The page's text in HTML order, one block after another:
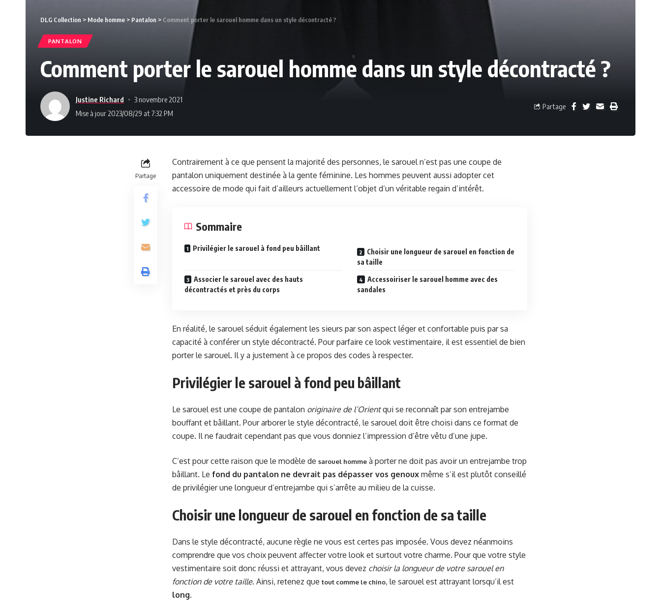
DLG Collection > Mode homme > Pantalon > Comment porter le sarouel homme dans un style décontracté ?
PANTALON
Comment porter le sarouel homme dans un style décontracté ?
Justine Richard
3 novembre 2021
Mise à jour 2023/08/29 at 7:32 PM
Partage
Partage
Contrairement à ce que pensent la majorité des personnes, le sarouel n’est pas une coupe de
pantalon uniquement destinée à la gente féminine. Les hommes peuvent aussi adopter cet
accessoire de mode qui fait d’ailleurs actuellement l’objet d’un véritable regain d’intérêt.
Sommaire
Privilégier le sarouel à fond peu bâillant
Choisir une longueur de sarouel en fonction de
sa taille
Associer le sarouel avec des hauts
décontractés et près du corps
Accessoiriser le sarouel homme avec des
sandales
En réalité, le sarouel séduit également les sieurs par son aspect léger et confortable puis par sa
capacité à conférer un style décontracté. Pour parfaire ce look vestimentaire, il est essentiel de bien
porter le sarouel. Il y a justement à ce propos des codes à respecter.
Privilégier le sarouel à fond peu bâillant
Le sarouel est une coupe de pantalon originaire de l’Orientqui se reconnaît par son entrejambe
bouffant et bâillant. Pour arborer le style décontracté, le sarouel doit être choisi dans ce format de
coupe. Il ne faudrait cependant pas que vous donniez l’impression d’être vêtu d’une jupe.
C’est pour cette raison que le modèle de sarouel homme à porter ne doit pas avoir un entrejambe trop
bâillant. Le fond du pantalon ne devrait pas dépasser vos genoux même s’il est plutôt conseillé
de privilégier une longueur d’entrejambe qui s’arrête au milieu de la cuisse.
Choisir une longueur de sarouel en fonction de sa taille
Dans le style décontracté, aucune règle ne vous est certes pas imposée. Vous devez néanmoins
comprendre que vos choix peuvent affecter votre look et surtout votre charme. Pour que votre style
vestimentaire soit donc réussi et attrayant, vous devez choisir la longueur de votre sarouel en
fonction de votre taille. Ainsi, retenez que tout comme le chino, le sarouel est attrayant lorsqu’il est
long.